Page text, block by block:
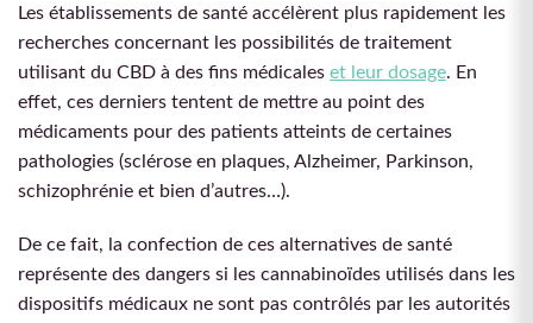
Les établissements de santé accélèrent plus rapidement les
recherches concernant les possibilités de traitement
utilisant du CBD à des fins médicales et leur dosage. En
effet, ces derniers tentent de mettre au point des
médicaments pour des patients atteints de certaines
pathologies (sclérose en plaques, Alzheimer, Parkinson,
schizophrénie et bien d’autres…).
De ce fait, la confection de ces alternatives de santé
représente des dangers si les cannabinoïdes utilisés dans les
dispositifs médicaux ne sont pas contrôlés par les autorités